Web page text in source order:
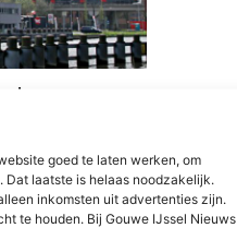
goed te laten werken, om
Dat laatste is helaas noodzakelijk.
inkomsten uit advertenties zijn.
te houden. Bij Gouwe IJssel Nieuws
en
spoorbrug
0